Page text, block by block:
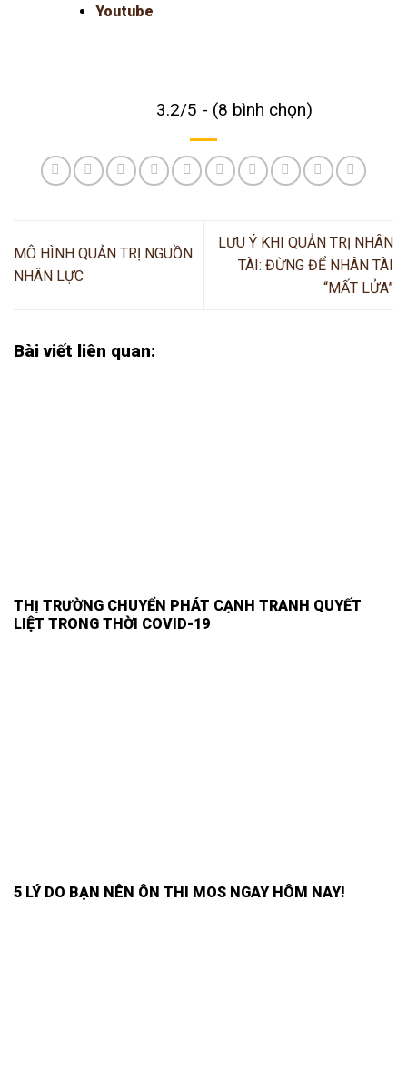
Youtube
3.2/5 - (8 bình chọn)
MÔ HÌNH QUẢN TRỊ NGUỒN
NHÂN LỰC
LƯU Ý KHI QUẢN TRỊ NHÂN
TÀI: ĐỪNG ĐỂ NHÂN TÀI
“MẤT LỬA”
Bài viết liên quan:
THỊ TRƯỜNG CHUYỂN PHÁT CẠNH TRANH QUYẾT
LIỆT TRONG THỜI COVID-19
5 LÝ DO BẠN NÊN ÔN THI MOS NGAY HÔM NAY!